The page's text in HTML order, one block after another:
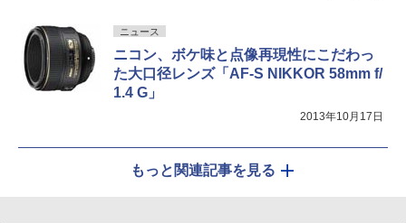
ニュース
ニコン、ボケ味と点像再現性にこだわっ
た大口径レンズ「AF-S NIKKOR 58mm f/
1.4 G」
2013年10月17日
もっと関連記事を見る